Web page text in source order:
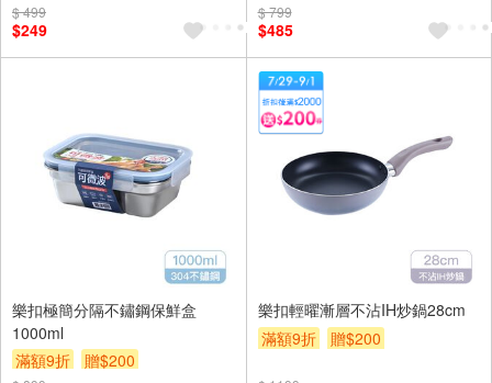
$ 499
$249
$ 799
$485
樂扣極簡分隔不鏽鋼保鮮盒
1000ml
滿額9折
贈$200
樂扣輕曜漸層不沾IH炒鍋28cm
滿額9折
贈$200